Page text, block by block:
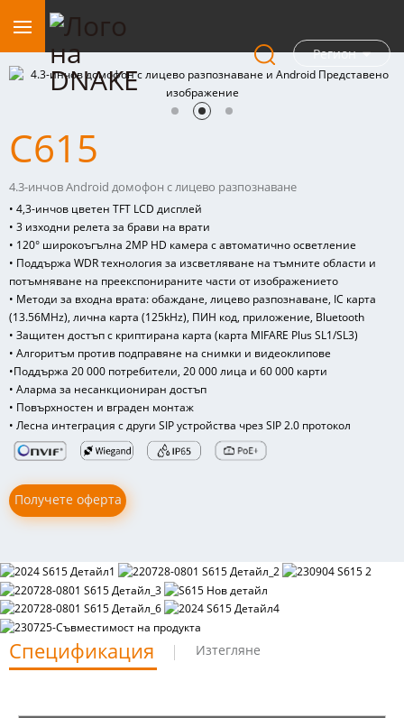
Регион
С615
4.3-инчов Android домофон с лицево разпознаване
• 4,3-инчов цветен TFT LCD дисплей
• 3 изходни релета за брави на врати
• 120° широкоъгълна 2MP HD камера с автоматично осветление
• Поддържа WDR технология за изсветляване на тъмните области и
потъмняване на преекспонираните части от изображението
• Методи за входна врата: обаждане, лицево разпознаване, IC карта
(13.56MHz), лична карта (125kHz), ПИН код, приложение, Bluetooth
• Защитен достъп с криптирана карта (карта MIFARE Plus SL1/SL3)
• Алгоритъм против подправяне на снимки и видеоклипове
•Поддържа 20 000 потребители, 20 000 лица и 60 000 карти
• Аларма за несанкциониран достъп
• Повърхностен и вграден монтаж
• Лесна интеграция с други SIP устройства чрез SIP 2.0 протокол
Получете оферта
Спецификация Изтегляне